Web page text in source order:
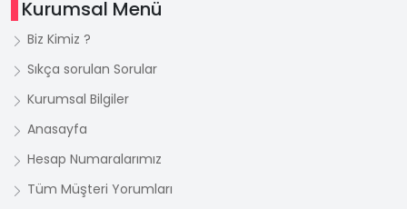
Kurumsal Menü
Biz Kimiz ?
Sıkça sorulan Sorular
Kurumsal Bilgiler
Anasayfa
Hesap Numaralarımız
Tüm Müşteri Yorumları